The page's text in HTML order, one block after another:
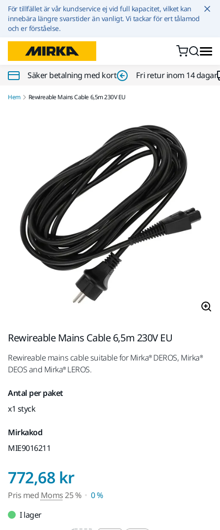
Hoppa till innehållet
För tillfället är vår kundservice ej vid full kapacitet, vilket kan
innebära längre svarstider än vanligt. Vi tackar för ert tålamod
och er förståelse.
Säker betalning med kort Fri retur inom 14 dagar
Hem Rewireable Mains Cable 6,5m 230V EU
Rewireable Mains Cable 6,5m 230V EU
Rewireable mains cable suitable for Mirka® DEROS, Mirka®
DEOS and Mirka® LEROS.
Antal per paket
x1 styck
Mirkakod
MIE9016211
772,68 krPris med Moms 25
Pris med Moms25 %
0 %
I lager